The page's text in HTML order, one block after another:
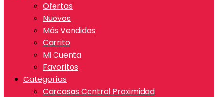
Ofertas
Nuevos
Más Vendidos
Carrito
Mi Cuenta
Favoritos
Categorías
Carcasas Control Proximidad